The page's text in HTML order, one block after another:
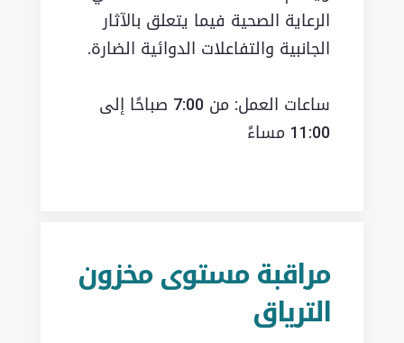
الرعاية الصحية فيما يتعلق بالآثار
الجانبية والتفاعلات الدوائية الضارة.
ساعات العمل: من 7:00 صباحًا إلى
11:00 مساءً
مراقبة مستوى مخزون
الترياق